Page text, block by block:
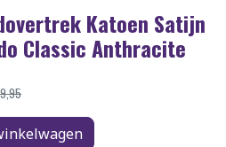
Katoen Satijn
Classic Anthracite